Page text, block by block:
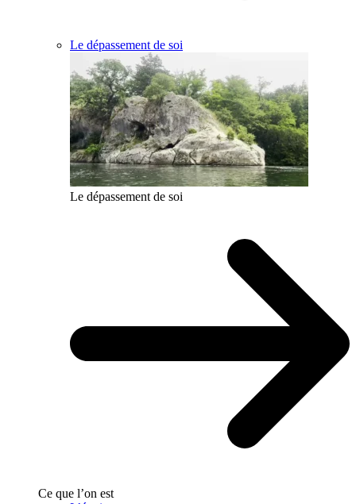
Le dépassement de soi
Le dépassement de soi
Ce que l’on est